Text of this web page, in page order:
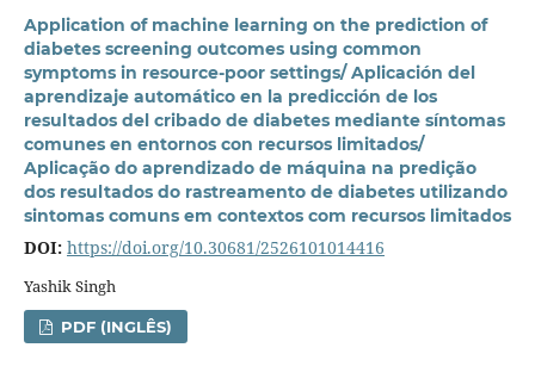
Application of machine learning on the prediction of
diabetes screening outcomes using common
symptoms in resource-poor settings/ Aplicación del
aprendizaje automático en la predicción de los
resultados del cribado de diabetes mediante síntomas
comunes en entornos con recursos limitados/
Aplicação do aprendizado de máquina na predição
dos resultados do rastreamento de diabetes utilizando
sintomas comuns em contextos com recursos limitados
DOI: https://doi.org/10.30681/2526101014416
Yashik Singh
PDF (INGLÊS)